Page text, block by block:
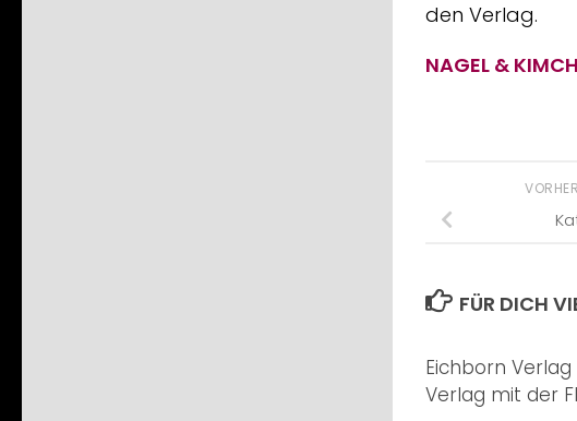
den Verlag.
NAGEL &
FÜR DICH
Eichborn
Verlag mit der